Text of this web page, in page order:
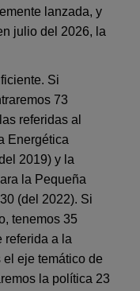
lanzada, y
julio del 2026, la
Si
73
referidas al
Energética
2019) y la
la Pequeña
(del 2022). Si
tenemos 35
referida a la
eje temático de
la política 23